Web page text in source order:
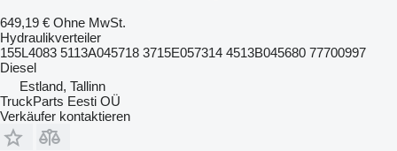
649,19 € Ohne MwSt.
Hydraulikverteiler
155L4083 5113A045718 3715E057314 4513B045680 77700997
Diesel
Estland, Tallinn
TruckParts Eesti OÜ
Verkäufer kontaktieren